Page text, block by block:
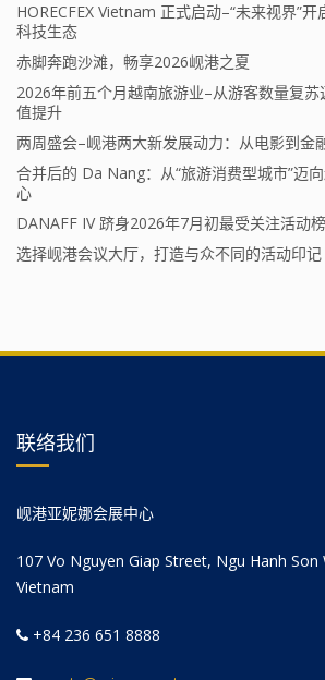
HORECFEX Vietnam 正式启动–“未来视界”
科技生态
赤脚奔跑沙滩，畅享2026岘港之夏
2026年前五个月越南旅游业–从游客数量复
值提升
两周盛会–岘港两大新发展动力：从电影到金
合并后的 Da Nang：从“旅游消费型城市”迈
心
DANAFF IV 跻身2026年7月初最受关注活动
选择岘港会议大厅，打造与众不同的活动印记
联络我们
岘港亚妮娜会展中心
107 Vo Nguyen Giap Street, Ngu Hanh Son
Vietnam
+84 236 651 8888